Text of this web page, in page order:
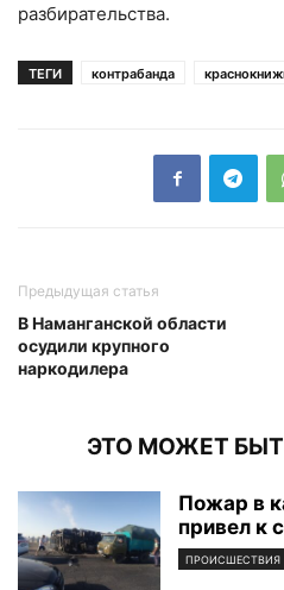
разбирательства.
ТЕГИ контрабанда
Предыдущая статья
В Наманганской области
осудили крупного
наркодилера
ЭТО МОЖЕТ
Пожар в
привел к
ПРОИСШЕСТВИЯ